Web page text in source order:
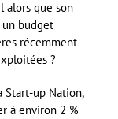
alors que son
budget
récemment
?
Start-up Nation,
à environ 2 %